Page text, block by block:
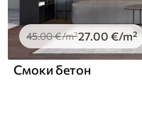
45.00€/m²27.00 €/m²
Смоки бетон